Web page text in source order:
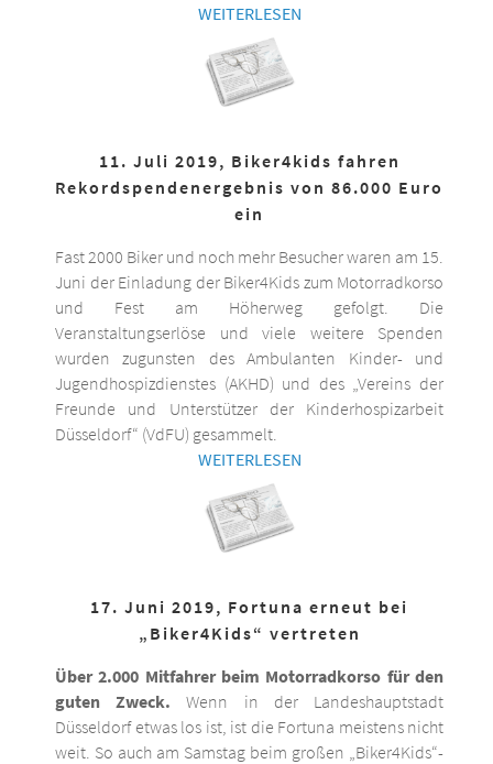
WEITERLESEN
11. Juli 2019, Biker4kids fahren
Rekordspendenergebnis von 86.000 Euro
ein
Fast 2000 Biker und noch mehr Besucher waren am 15.
Juni der Einladung der Biker4Kids zum Motorradkorso
und Fest am Höherweg gefolgt. Die
Veranstaltungserlöse und viele weitere Spenden
wurden zugunsten des Ambulanten Kinder- und
Jugendhospizdienstes (AKHD) und des „Vereins der
Freunde und Unterstützer der Kinderhospizarbeit
Düsseldorf“ (VdFU) gesammelt.
WEITERLESEN
17. Juni 2019, Fortuna erneut bei
„Biker4Kids“ vertreten
Über 2.000 Mitfahrer beim Motorradkorso für den
guten Zweck. Wenn in der Landeshauptstadt
Düsseldorf etwas los ist, ist die Fortuna meistens nicht
weit. So auch am Samstag beim großen „Biker4Kids“-